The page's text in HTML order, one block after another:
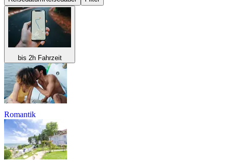
bis 2h Fahrzeit
Romantik